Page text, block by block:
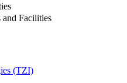
Facilities
(TZI)